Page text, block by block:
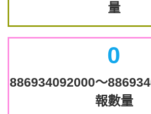
量
0
886934092000～
報數量